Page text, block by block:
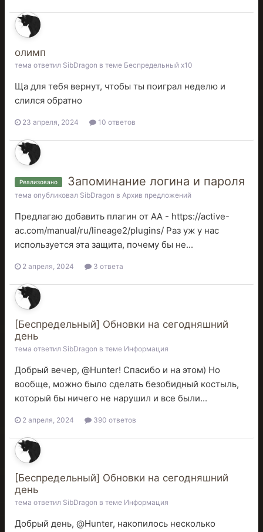
олимп
тема ответил SibDragon в теме Беспредельный x10
Ща для тебя вернут, чтобы ты поиграл неделю и
слился обратно
23 апреля, 2024 10 ответов
Реализовано Запоминание логина и пароля
тема опубликовал SibDragon в Архив предложений
Предлагаю добавить плагин от АА - https://active-
ac.com/manual/ru/lineage2/plugins/ Раз уж у нас
используется эта защита, почему бы не...
2 апреля, 2024 3 ответа
[Беспредельный] Обновки на сегодняшний
день
тема ответил SibDragon в теме Информация
Добрый вечер, @Hunter! Спасибо и на этом) Но
вообще, можно было сделать безобидный костыль,
который бы ничего не нарушил и все были...
2 апреля, 2024 390 ответов
[Беспредельный] Обновки на сегодняшний
день
тема ответил SibDragon в теме Информация
Добрый день, @Hunter, накопилось несколько